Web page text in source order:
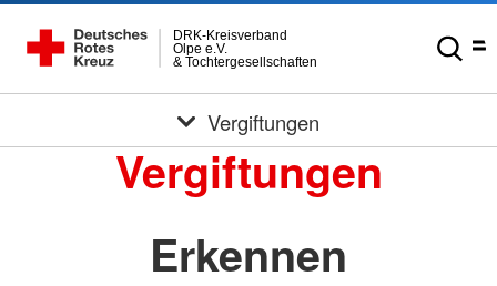
& Tochtergesellschaften
Olpe e.V.
DRK-Kreisverband
Vergiftungen
Vergiftungen
Erkennen